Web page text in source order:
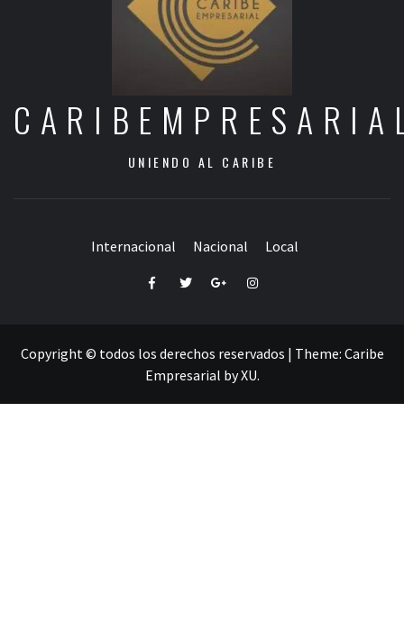
UNIENDO AL CARIBE
Internacional Nacional Local
FacebookTwitterGoogle+Instagram
Copyright © todos los derechos reservados | Theme: Caribe
Empresarial byXU.